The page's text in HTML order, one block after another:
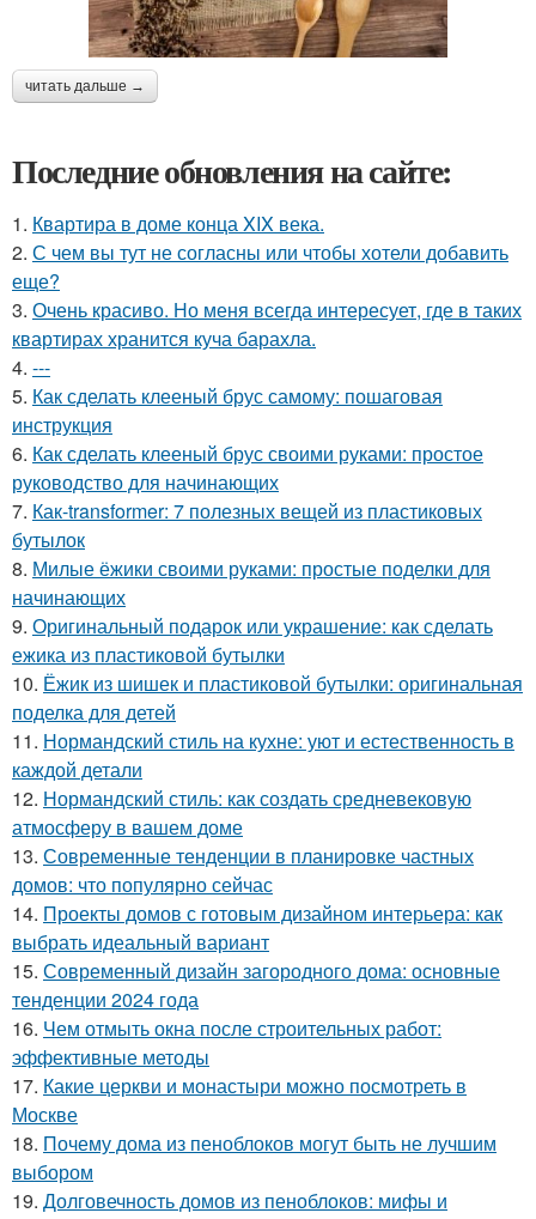
читать дальше →
Последние обновления на сайте:
1. Квартира в доме конца XIX века.
2. С чем вы тут не согласны или чтобы хотели добавить
еще?
3. Очень красиво. Но меня всегда интересует, где в таких
квартирах хранится куча барахла.
4. ---
5. Как сделать клееный брус самому: пошаговая
инструкция
6. Как сделать клееный брус своими руками: простое
руководство для начинающих
7. Как-transformer: 7 полезных вещей из пластиковых
бутылок
8. Милые ёжики своими руками: простые поделки для
начинающих
9. Оригинальный подарок или украшение: как сделать
ежика из пластиковой бутылки
10. Ёжик из шишек и пластиковой бутылки: оригинальная
поделка для детей
11. Нормандский стиль на кухне: уют и естественность в
каждой детали
12. Нормандский стиль: как создать средневековую
атмосферу в вашем доме
13. Современные тенденции в планировке частных
домов: что популярно сейчас
14. Проекты домов с готовым дизайном интерьера: как
выбрать идеальный вариант
15. Современный дизайн загородного дома: основные
тенденции 2024 года
16. Чем отмыть окна после строительных работ:
эффективные методы
17. Какие церкви и монастыри можно посмотреть в
Москве
18. Почему дома из пеноблоков могут быть не лучшим
выбором
19. Долговечность домов из пеноблоков: мифы и